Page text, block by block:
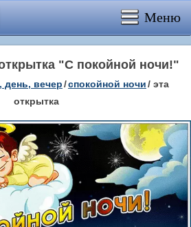
Меню
"С покойной ночи!"
день, вечер/спокойной ночи/ эта
открытка